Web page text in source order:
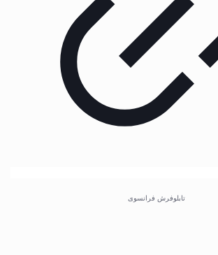
تابلوفرش فرانسوی